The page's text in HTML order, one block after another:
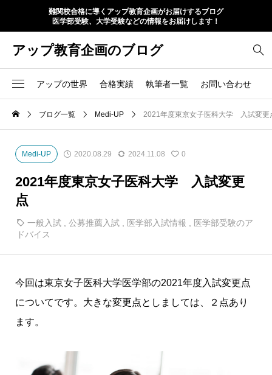
難関校合格に導くアップ教育企画がお届けするブログ
医学部受験、大学受験などの情報をお届けします！
アップ教育企画のブログ
アップの世界 合格実績 執筆者一覧 お問い合わせ
ブログ一覧 Medi-UP 2021年度東京女子医科大学 入試変更
Medi-UP 2020.08.29 2024.11.08 0
2021年度東京女子医科大学 入試変更
点
一般入試 公募推薦入試 医学部入試情報
医学部受験のア
ドバイス
今回は東京女子医科大学医学部の2021年度入試変更点
についてです。大きな変更点としましては、２点あり
ます。